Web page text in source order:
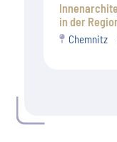
in der
Chemnitz